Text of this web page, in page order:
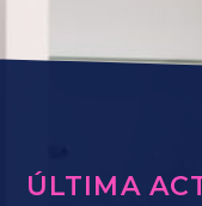
ÚLTIMA